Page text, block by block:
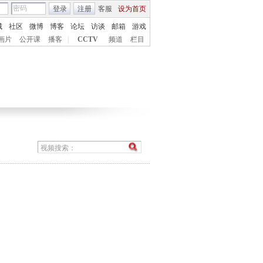
客服 设为首页
登录 注册
社区 微博 博客 论坛 访谈 邮箱
游戏
片 公开课 播客 CCTV 频道 栏目